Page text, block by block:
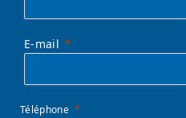
E-mail
Téléphone